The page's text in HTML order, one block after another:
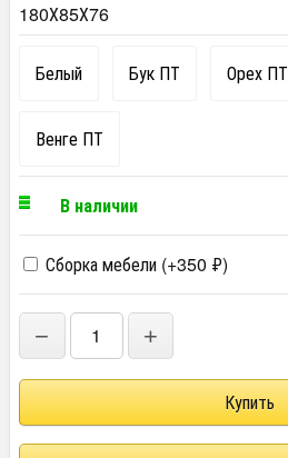
180Х85Х76
Белый Бук ПТ Орех ПТ
Венге ПТ
В наличии
Сборка мебели (+350 ₽)
− +